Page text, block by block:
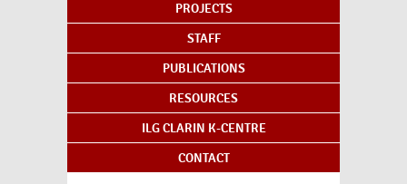
PROJECTS
STAFF
PUBLICATIONS
RESOURCES
ILG CLARIN K-CENTRE
CONTACT